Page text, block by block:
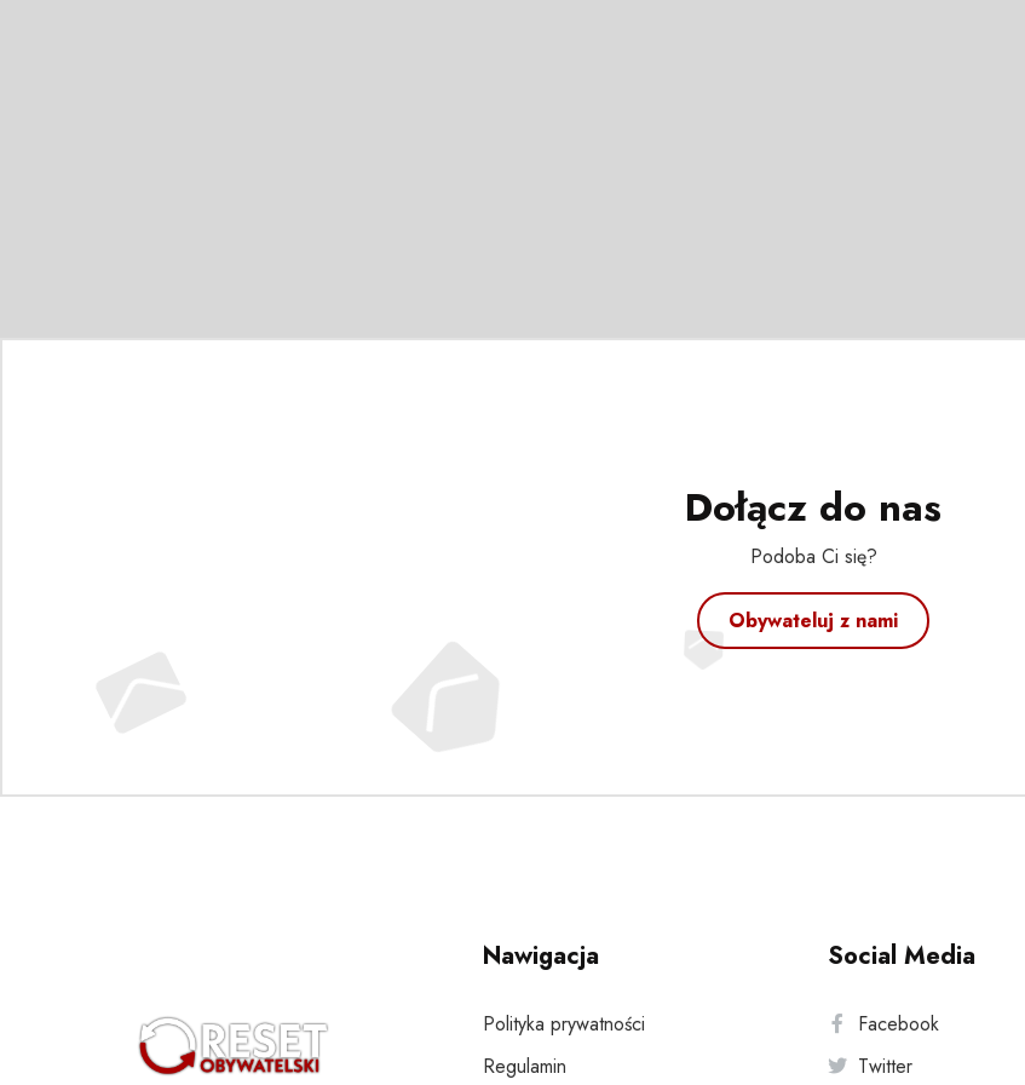
Dołącz do nas
Podoba Ci się?
Obywateluj z nami
Nawigacja
Polityka prywatności
Regulamin
Social Media
Facebook
Twitter